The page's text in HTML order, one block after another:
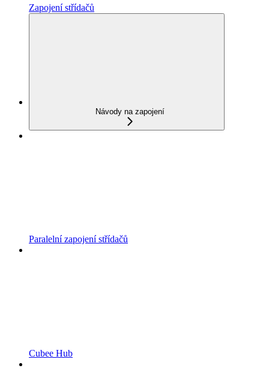
Zapojení střídačů
Návody na zapojení
Paralelní zapojení střídačů
Cubee Hub